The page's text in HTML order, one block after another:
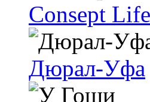
Consept
Дюрал-Уфа